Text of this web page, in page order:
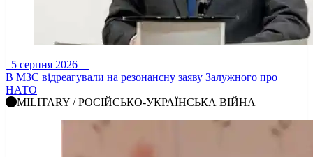
5 серпня 2026
В МЗС відреагували на резонансну заяву Залужного про
НАТО
MILITARY / РОСІЙСЬКО-УКРАЇНСЬКА ВІЙНА